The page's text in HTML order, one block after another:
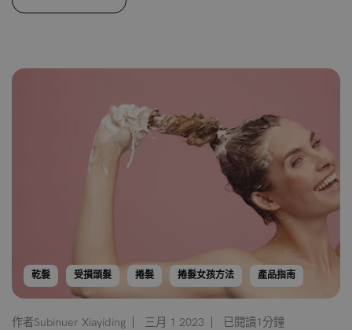
乾髮 受損頭髮 捲髮 捲髮女孩方法 產品指南
作者Subinuer Xiayiding 三月 1 2023 已閱讀1分鐘